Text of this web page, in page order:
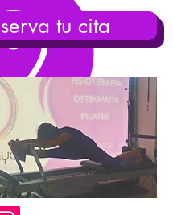
tu cita